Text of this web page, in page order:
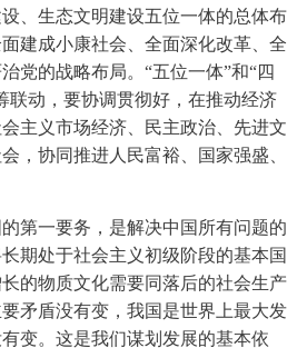
、生态文明建设五位一体的总体布
建成小康社会、全面深化改革、全
党的战略布局。“五位一体”和“四
联动，要协调贯彻好，在推动经济
主义市场经济、民主政治、先进文
，协同推进人民富裕、国家强盛、
一要务，是解决中国所有问题的
期处于社会主义初级阶段的基本国
的物质文化需要同落后的社会生产
矛盾没有变，我国是世界上最大发
变。这是我们谋划发展的基本依